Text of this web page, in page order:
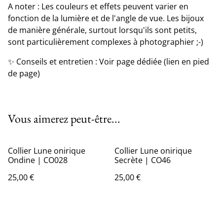
A noter : Les couleurs et effets peuvent varier en
fonction de la lumière et de l'angle de vue. Les bijoux
de manière générale, surtout lorsqu'ils sont petits,
sont particulièrement complexes à photographier ;-)
✨ Conseils et entretien : Voir page dédiée (lien en pied
de page)
Vous aimerez peut-être...
Collier Lune onirique
Ondine | CO028
25,00 €
Collier Lune onirique
Secrète | CO46
25,00 €